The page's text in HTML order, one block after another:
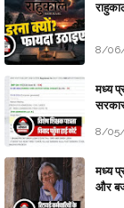
8/06/
मध्य
8/05/
मध्य
और